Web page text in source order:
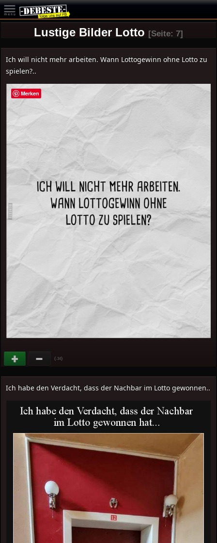
Lustige Bilder Lotto [Seite: 7]
Ich will nicht mehr arbeiten. Wann Lottogewinn ohne Lotto zu
spielen?..
(-34)
Ich habe den Verdacht, dass der Nachbar im Lotto gewonnen..
Merken